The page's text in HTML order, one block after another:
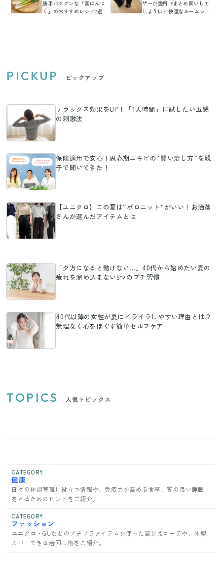
勝手バツグンな「葉にんに
く」のおすすめレシピ2選
ザーが愛用!?まとめ買いして
しまうほど快適なルームシ
PICKUP ピックアップ
リラックス効果をUP！「1人時間」に試したい五感
の刺激法
保険適用で安心！思春期ニキビの“賢い治し方”を親
子で聞いてきた！
【ユニクロ】この夏は“ポロニット”がいい！お洒落
さんが選んだアイテムとは
「夕方になると動けない…」40代から始めたい夏の
疲れを溜め込まない5つのプチ習慣
40代以降の女性が夏にイライラしやすい理由とは？
無理なく心をほぐす簡単セルフケア
TOPICS 人気トピックス
CATEGORY
健康
日々の体調管理に役立つ情報や、免疫力を高める食事、質の良い睡眠
をとるためのヒントをご紹介。
CATEGORY
ファッション
ユニクロ・GUなどのプチプラアイテムを使った高見えコーデや、体型
カバーできる着回し術をご紹介。